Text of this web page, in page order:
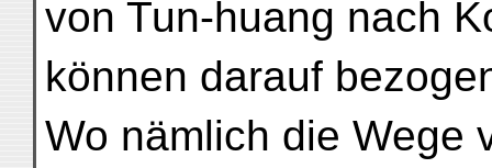
von Tun-huang nach
können darauf
Wo nämlich die Wege